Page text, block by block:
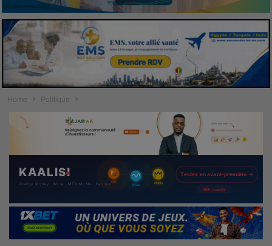
Home Politique